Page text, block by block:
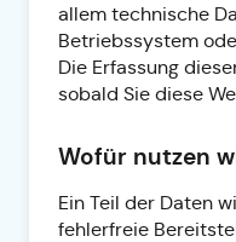
allem technische
Betriebssystem
Die Erfassung
sobald Sie diese
Wofür nutzen
Ein Teil der Daten
fehlerfreie